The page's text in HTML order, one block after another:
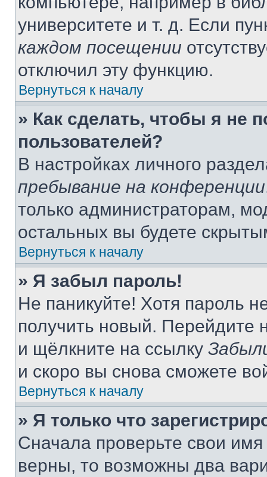
университете и т. д. Если
каждом посещении
отключил эту функцию.
Вернуться к началу
» Как сделать, чтобы я не
пользователей?
В настройках личного
пребывание на конференции
только администраторам,
остальных вы будете
Вернуться к началу
» Я забыл пароль!
Не паникуйте! Хотя пароль
получить новый. Перейдите
и щёлкните на ссылку
и скоро вы снова сможете
Вернуться к началу
» Я только что
Сначала проверьте свои
верны, то возможны два